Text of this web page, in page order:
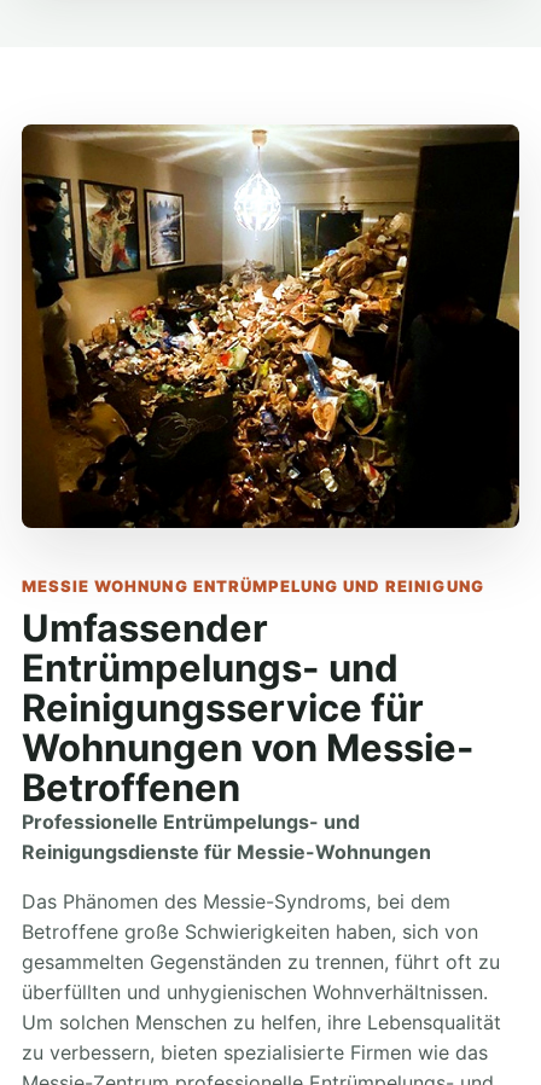
MESSIE WOHNUNG ENTRÜMPELUNG UND REINIGUNG
Umfassender
Entrümpelungs- und
Reinigungsservice für
Wohnungen von Messie-
Betroffenen
Professionelle Entrümpelungs- und
Reinigungsdienste für Messie-Wohnungen
Das Phänomen des Messie-Syndroms, bei dem
Betroffene große Schwierigkeiten haben, sich von
gesammelten Gegenständen zu trennen, führt oft zu
überfüllten und unhygienischen Wohnverhältnissen.
Um solchen Menschen zu helfen, ihre Lebensqualität
zu verbessern, bieten spezialisierte Firmen wie das